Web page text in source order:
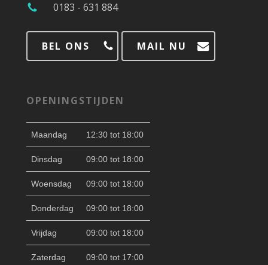
0183 - 631 884
BEL ONS MAIL NU
OPENINGSTIJDEN
Maandag 12:30 tot 18:00
Dinsdag 09:00 tot 18:00
Woensdag 09:00 tot 18:00
Donderdag 09:00 tot 18:00
Vrijdag 09:00 tot 18:00
Zaterdag 09:00 tot 17:00